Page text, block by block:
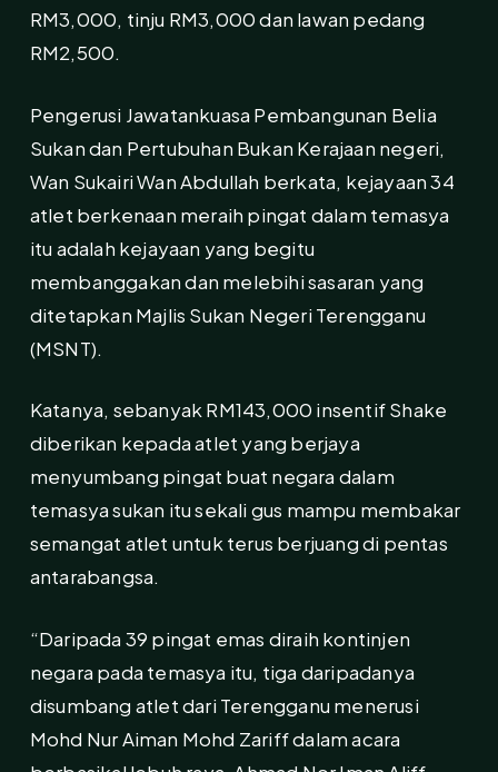
RM3,000, tinju RM3,000 dan lawan pedang
RM2,500.
Pengerusi Jawatankuasa Pembangunan Belia
Sukan dan Pertubuhan Bukan Kerajaan negeri,
Wan Sukairi Wan Abdullah berkata, kejayaan 34
atlet berkenaan meraih pingat dalam temasya
itu adalah kejayaan yang begitu
membanggakan dan melebihi sasaran yang
ditetapkan Majlis Sukan Negeri Terengganu
(MSNT).
Katanya, sebanyak RM143,000 insentif Shake
diberikan kepada atlet yang berjaya
menyumbang pingat buat negara dalam
temasya sukan itu sekali gus mampu membakar
semangat atlet untuk terus berjuang di pentas
antarabangsa.
“Daripada 39 pingat emas diraih kontinjen
negara pada temasya itu, tiga daripadanya
disumbang atlet dari Terengganu menerusi
Mohd Nur Aiman Mohd Zariff dalam acara